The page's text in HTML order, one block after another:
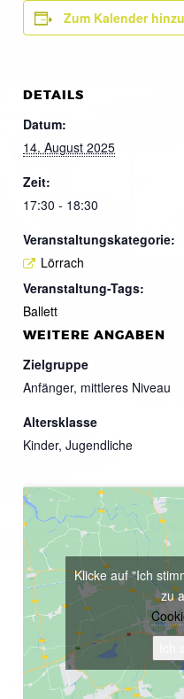
Zum Kalender
DETAILS
Datum:
14. August 2025
Zeit:
17:30 - 18:30
Veranstaltungskategorie:
Lörrach
Veranstaltung-Tags:
Ballett
WEITERE ANGABEN
Zielgruppe
Anfänger, mittleres Niveau
Altersklasse
Kinder, Jugendliche
Klicke auf "Ich
zu